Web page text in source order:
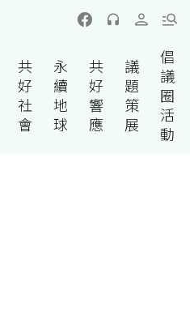
共
好
社
會
永
續
地
球
共
好
響
應
議
題
策
展
倡
議
圈
活
動